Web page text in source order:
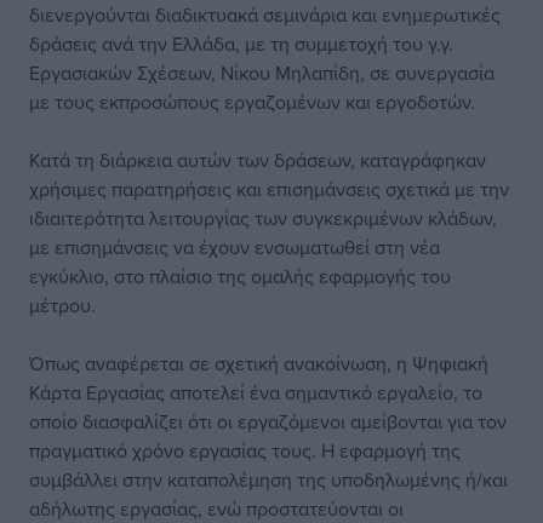
διενεργούνται διαδικτυακά σεμινάρια και ενημερωτικές
δράσεις ανά την Ελλάδα, με τη συμμετοχή του γ.γ.
Εργασιακών Σχέσεων, Νίκου Μηλαπίδη, σε συνεργασία
με τους εκπροσώπους εργαζομένων και εργοδοτών.
Κατά τη διάρκεια αυτών των δράσεων, καταγράφηκαν
χρήσιμες παρατηρήσεις και επισημάνσεις σχετικά με την
ιδιαιτερότητα λειτουργίας των συγκεκριμένων κλάδων,
με επισημάνσεις να έχουν ενσωματωθεί στη νέα
εγκύκλιο, στο πλαίσιο της ομαλής εφαρμογής του
μέτρου.
Όπως αναφέρεται σε σχετική ανακοίνωση, η Ψηφιακή
Κάρτα Εργασίας αποτελεί ένα σημαντικό εργαλείο, το
οποίο διασφαλίζει ότι οι εργαζόμενοι αμείβονται για τον
πραγματικό χρόνο εργασίας τους. Η εφαρμογή της
συμβάλλει στην καταπολέμηση της υποδηλωμένης ή/και
αδήλωτης εργασίας, ενώ προστατεύονται οι